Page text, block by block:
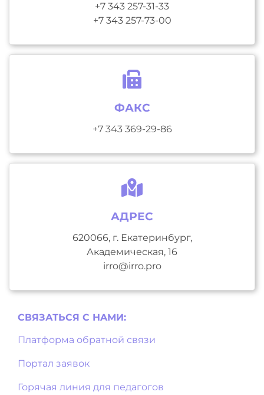
+7 343 257-31-33
+7 343 257-73-00
ФАКС
+7 343 369-29-86
АДРЕС
620066, г. Екатеринбург,
Академическая, 16
irro@irro.pro
СВЯЗАТЬСЯ С НAМИ:
Платформа обратной связи
Портал заявок
Горячая линия для педагогов